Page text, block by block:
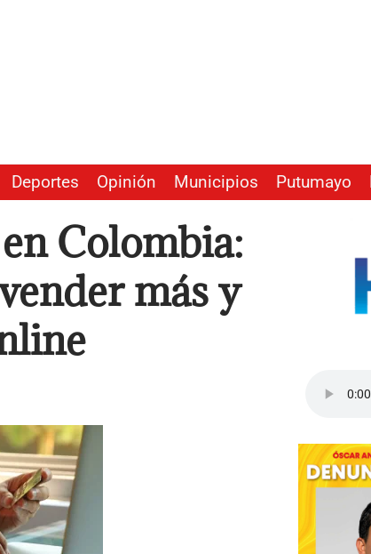
Deportes Opinión Municipios Putumayo
Colombia:
más y